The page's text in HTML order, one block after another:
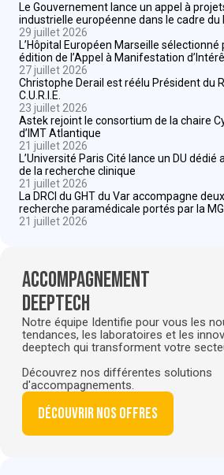
Le Gouvernement lance un appel à
industrielle européenne dans le cadre du
29 juillet 2026
L’Hôpital Européen Marseille sélectionné
édition de l’Appel à Manifestation
27 juillet 2026
Christophe Derail est réélu Président du
C.U.R.I.E.
23 juillet 2026
Astek rejoint le consortium de la chaire
d’IMT Atlantique
21 juillet 2026
L’Université Paris Cité lance un DU dédié
de la recherche clinique
21 juillet 2026
La DRCI du GHT du Var accompagne
recherche paramédicale portés par la
21 juillet 2026
Accompagnement
deeptech
Notre équipe Identifie pour vous les
tendances, les laboratoires et les
deeptech qui transforment votre
Découvrez nos différentes solutions
d'accompagnements.
Découvrir nos offres